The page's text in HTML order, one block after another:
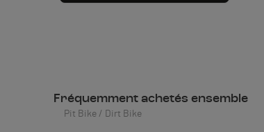
Fréquemment achetés ensemble
Pit Bike / Dirt Bike